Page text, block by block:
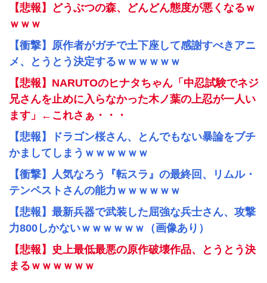
【悲報】どうぶつの森、どんどん態度が悪くなるｗ
ｗｗｗ
【衝撃】原作者がガチで土下座して感謝すべきアニ
メ、とうとう決定するｗｗｗｗｗｗ
【悲報】NARUTOのヒナタちゃん「中忍試験でネジ
兄さんを止めに入らなかった木ノ葉の上忍が一人い
ます」←これさぁ・・・
【悲報】ドラゴン桜さん、とんでもない暴論をブチ
かましてしまうｗｗｗｗｗｗ
【衝撃】人気なろう『転スラ』の最終回、リムル・
テンペストさんの能力ｗｗｗｗｗｗ
【悲報】最新兵器で武装した屈強な兵士さん、攻撃
力800しかないｗｗｗｗｗｗ（画像あり）
【悲報】史上最低最悪の原作破壊作品、とうとう決
まるｗｗｗｗｗｗ